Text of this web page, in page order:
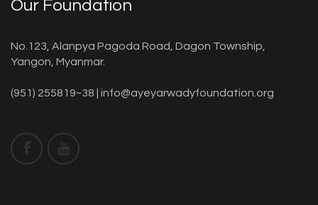
Our Foundation
No.123, Alanpya Pagoda Road, Dagon Township,
Yangon, Myanmar.
(951) 255819~38 | info@ayeyarwadyfoundation.org